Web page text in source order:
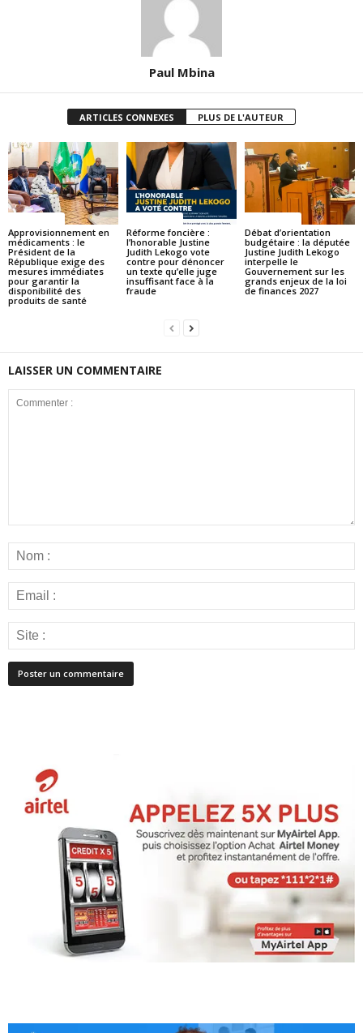
Paul Mbina
ARTICLES CONNEXES PLUS DE L'AUTEUR
Approvisionnement en
médicaments : le
Président de la
République exige des
mesures immédiates
pour garantir la
disponibilité des
produits de santé
Réforme foncière :
l’honorable Justine
Judith Lekogo vote
contre pour dénoncer
un texte qu’elle juge
insuffisant face à la
fraude
Débat d’orientation
budgétaire : la députée
Justine Judith Lekogo
interpelle le
Gouvernement sur les
grands enjeux de la loi
de finances 2027
LAISSER UN COMMENTAIRE